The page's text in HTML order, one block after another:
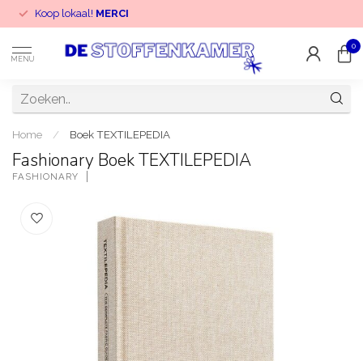
Koop lokaal! MERCI
MENU
0
Home / Boek TEXTILEPEDIA
Fashionary Boek TEXTILEPEDIA
FASHIONARY